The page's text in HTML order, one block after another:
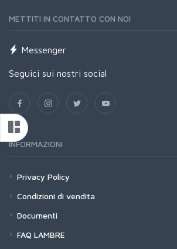
METTITI IN CONTATTO CON NOI
Messenger
Seguici sui nostri social
INFORMAZIONI
Privacy Policy
Condizioni di vendita
Documenti
FAQ LAMBRE